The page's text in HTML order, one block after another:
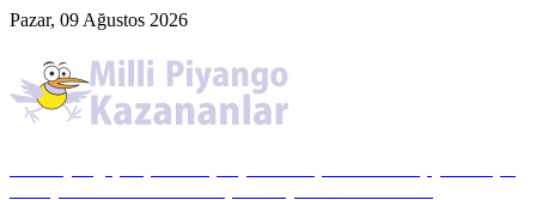
Pazar, 09 Ağustos 2026